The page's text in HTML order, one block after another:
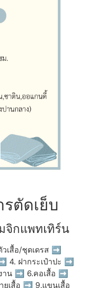
ตัดเย็บ
จิกแพทเทิร์น
วเสื้อ/ชุดเดรส ➡
4. ฝากระเป๋าปะ ➡
งาน ➡ 6.คอเสื้อ ➡
ยเสื้อ ➡ 9.แขนเสื้อ